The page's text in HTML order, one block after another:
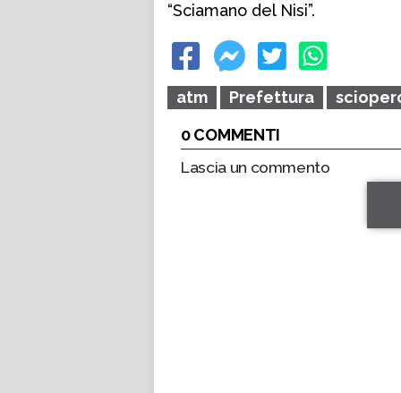
“Sciamano del Nisi”.
atm Prefettura
0 COMMENTI
Lascia un commento